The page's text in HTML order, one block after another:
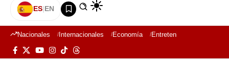
ES|EN
Nacionales Internacionales Economía Entretenimiento